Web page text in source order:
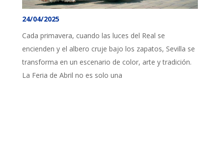
24/04/2025
Cada primavera, cuando las luces del Real se
encienden y el albero cruje bajo los zapatos, Sevilla se
transforma en un escenario de color, arte y tradición.
La Feria de Abril no es solo una